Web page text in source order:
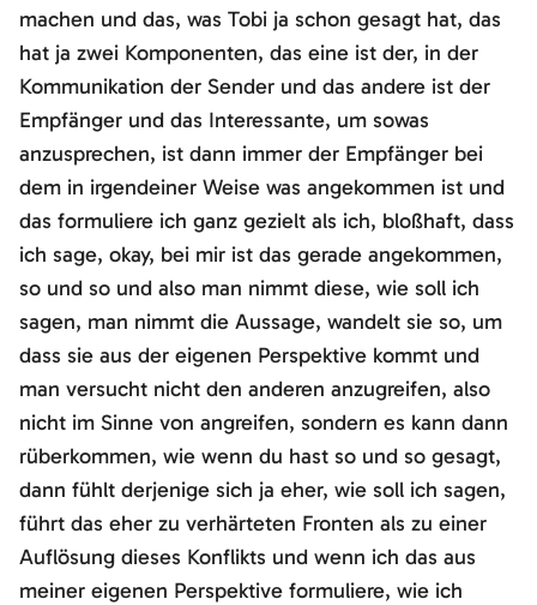
machen und das, was Tobi ja schon gesagt hat, das
hat ja zwei Komponenten, das eine ist der, in der
Kommunikation der Sender und das andere ist der
Empfänger und das Interessante, um sowas
anzusprechen, ist dann immer der Empfänger bei
dem in irgendeiner Weise was angekommen ist und
das formuliere ich ganz gezielt als ich, bloßhaft, dass
ich sage, okay, bei mir ist das gerade angekommen,
so und so und also man nimmt diese, wie soll ich
sagen, man nimmt die Aussage, wandelt sie so, um
dass sie aus der eigenen Perspektive kommt und
man versucht nicht den anderen anzugreifen, also
nicht im Sinne von angreifen, sondern es kann dann
rüberkommen, wie wenn du hast so und so gesagt,
dann fühlt derjenige sich ja eher, wie soll ich sagen,
führt das eher zu verhärteten Fronten als zu einer
Auflösung dieses Konflikts und wenn ich das aus
meiner eigenen Perspektive formuliere, wie ich